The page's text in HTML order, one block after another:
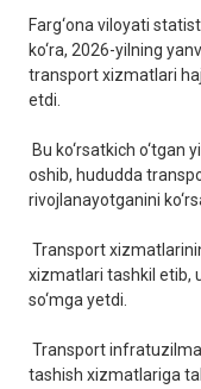
Farg‘ona viloyati
ko‘ra, 2026-yilning
transport xizmatlari
etdi.
Bu ko‘rsatkich
oshib, hududda
rivojlanayotganini
Transport
xizmatlari tashkil etib,
so‘mga yetdi.
Transport
tashish xizmatlariga